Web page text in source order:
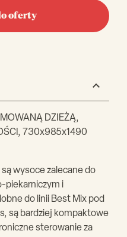
oferty
DZIEŻĄ,
730x985x1490
wysoce zalecane do
piekarniczym i
do linii Best Mix pod
są bardziej kompaktowe
sterowanie za